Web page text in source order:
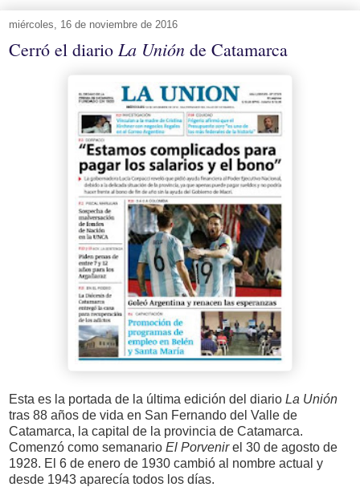
miércoles, 16 de noviembre de 2016
Cerró el diario La Unión de Catamarca
Esta es la portada de la última edición del diario La Unión
tras 88 años de vida en San Fernando del Valle de
Catamarca, la capital de la provincia de Catamarca.
Comenzó como semanario El Porvenirel 30 de agosto de
1928. El 6 de enero de 1930 cambió al nombre actual y
desde 1943 aparecía todos los días.